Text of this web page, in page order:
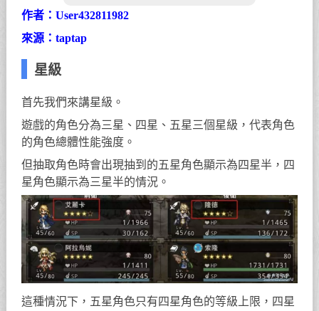
作者：User432811982
來源：taptap
星級
首先我們來講星級。
遊戲的角色分為三星、四星、五星三個星級，代表角色
的角色總體性能強度。
但抽取角色時會出現抽到的五星角色顯示為四星半，四
星角色顯示為三星半的情況。
這種情況下，五星角色只有四星角色的等級上限，四星